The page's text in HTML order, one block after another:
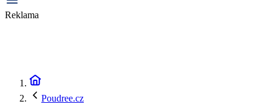
Reklama
Poudree.cz